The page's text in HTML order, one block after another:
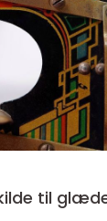
for børn En kilde